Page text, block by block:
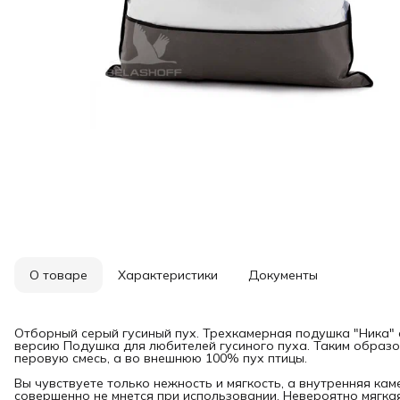
О товаре Характеристики Документы
Отборный серый гусиный пух. Трехкамерная подушка
версию Подушка для любителей гусиного пуха. Таким
перовую смесь, а во внешнюю 100% пух птицы.
Вы чувствуете только нежность и мягкость, а внутренняя
совершенно не мнется при использовании. Невероятно